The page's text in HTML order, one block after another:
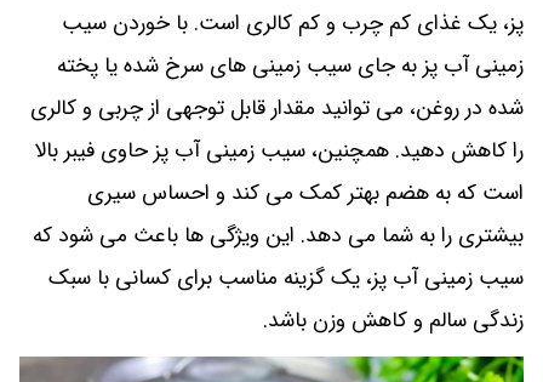
پز، یک غذای کم چرب و کم کالری است. با خوردن سیب
زمینی آب پز به جای سیب زمینی های سرخ شده یا پخته
شده در روغن، می توانید مقدار قابل توجهی از چربی و کالری
را کاهش دهید. همچنین، سیب زمینی آب پز حاوی فیبر بالا
است که به هضم بهتر کمک می کند و احساس سیری
بیشتری را به شما می دهد. این ویژگی ها باعث می شود که
سیب زمینی آب پز، یک گزینه مناسب برای کسانی با سبک
زندگی سالم و کاهش وزن باشد.